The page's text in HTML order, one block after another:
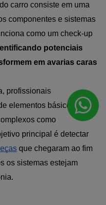
carro consiste em uma
componentes e sistemas
como um check-up
potenciais
em avarias caras
profissionais
elementos básicos como
como
principal é detectar
que chegaram ao fim
os sistemas estejam